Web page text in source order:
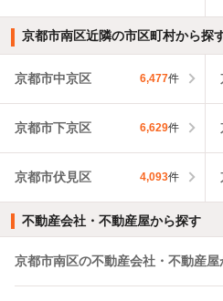
京都市南区近隣の市区町村から探
京都市中京区 6,477件
京都市下京区 6,629件
京都市伏見区 4,093件
不動産会社・不動産屋から探す
京都市南区の不動産会社・不動産屋